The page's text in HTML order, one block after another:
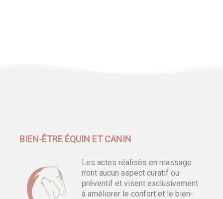
BIEN-ÊTRE ÉQUIN ET CANIN
Les actes réalisés en massage
n’ont aucun aspect curatif ou
préventif et visent exclusivement
à améliorer le confort et le bien-